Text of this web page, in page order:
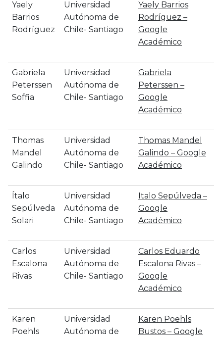
Yaely
Barrios
Rodríguez
Universidad
Autónoma de
Chile- Santiago
‪Yaely Barrios
Rodríguez –
‪Google
Académico
Gabriela
Peterssen
Soffia
Universidad
Autónoma de
Chile- Santiago
‪Gabriela
Peterssen –
‪Google
Académico
Thomas
Mandel
Galindo
Universidad
Autónoma de
Chile- Santiago
‪Thomas Mandel
Galindo – ‪Google
Académico
Ítalo
Sepúlveda
Solari
Universidad
Autónoma de
Chile- Santiago
‪Italo Sepúlveda –
‪Google
Académico
Carlos
Escalona
Rivas
Universidad
Autónoma de
Chile- Santiago
‪Carlos Eduardo
Escalona Rivas –
‪Google
Académico
Karen
Poehls
Universidad
Autónoma de
‪Karen Poehls
Bustos – ‪Google